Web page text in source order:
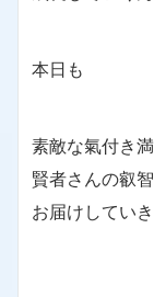
本日も
素敵な氣付き
賢者さんの叡
お届けしてい